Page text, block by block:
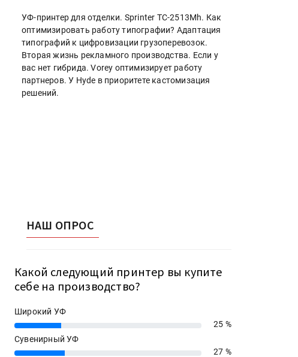
УФ-принтер для отделки. Sprinter ТС-2513Mh. Как
оптимизировать работу типографии? Адаптация
типографий к цифровизации грузоперевозок.
Вторая жизнь рекламного производства. Если у
вас нет гибрида. Vorey оптимизирует работу
партнеров. У Hyde в приоритете кастомизация
решений.
НАШ ОПРОС
Какой следующий принтер вы купите
себе на производство?
Широкий УФ
25%
25 %
Сувенирный УФ
27%
27 %